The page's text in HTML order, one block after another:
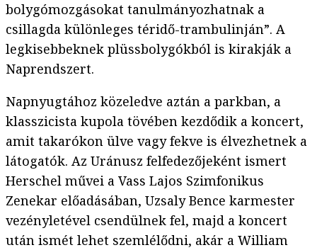
bolygómozgásokat tanulmányozhatnak a
csillagda különleges téridő-trambulinján”. A
legkisebbeknek plüssbolygókból is kirakják a
Naprendszert.
Napnyugtához közeledve aztán a parkban, a
klasszicista kupola tövében kezdődik a koncert,
amit takarókon ülve vagy fekve is élvezhetnek a
látogatók. Az Uránusz felfedezőjeként ismert
Herschel művei a Vass Lajos Szimfonikus
Zenekar előadásában, Uzsaly Bence karmester
vezényletével csendülnek fel, majd a koncert
után ismét lehet szemlélődni, akár a William